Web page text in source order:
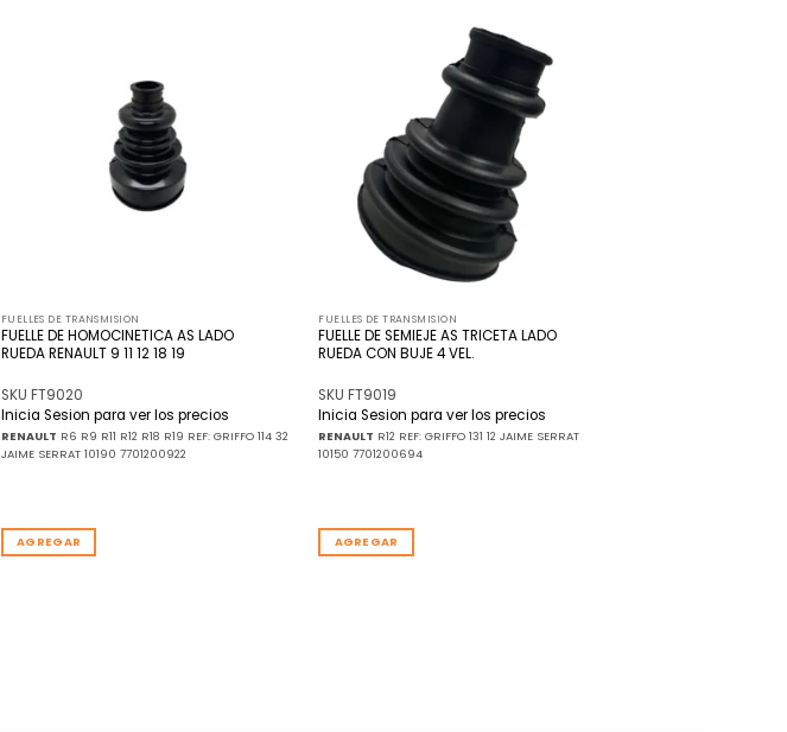
FUELLES DE TRANSMISION
FUELLE DE HOMOCINETICA AS LADO
RUEDA RENAULT 9 11 12 18 19
SKU FT9020
Inicia Sesion para ver los precios
RENAULT R6 R9 R11 R12 R18 R19 REF: GRIFFO 114 32
JAIME SERRAT 10190 7701200922
AGREGAR
FUELLES DE TRANSMISION
FUELLE DE SEMIEJE AS TRICETA LADO
RUEDA CON BUJE 4 VEL.
SKU FT9019
Inicia Sesion para ver los precios
RENAULT R12 REF: GRIFFO 131 12 JAIME SERRAT
10150 7701200694
AGREGAR